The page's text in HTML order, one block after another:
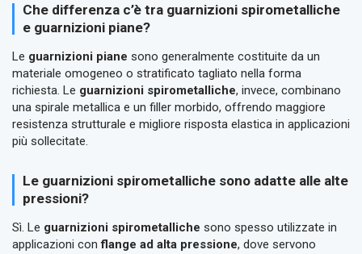
Che differenza c’è tra guarnizioni spirometalliche
e guarnizioni piane?
Le guarnizioni piane sono generalmente costituite da un
materiale omogeneo o stratificato tagliato nella forma
richiesta. Le guarnizioni spirometalliche, invece, combinano
una spirale metallica e un filler morbido, offrendo maggiore
resistenza strutturale e migliore risposta elastica in applicazioni
più sollecitate.
Le guarnizioni spirometalliche sono adatte alle alte
pressioni?
Sì. Le guarnizioni spirometalliche sono spesso utilizzate in
applicazioni conflange ad alta pressione, dove servono